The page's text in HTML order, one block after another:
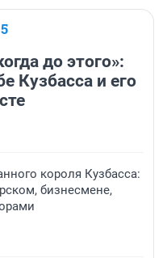
до этого»:
Кузбасса и его
короля Кузбасса:
бизнесмене,